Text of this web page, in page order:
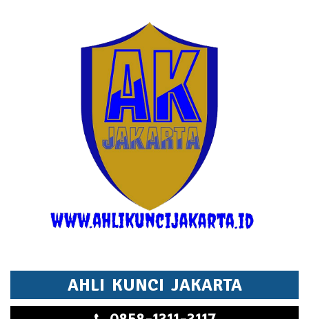
AHLI KUNCI JAKARTA